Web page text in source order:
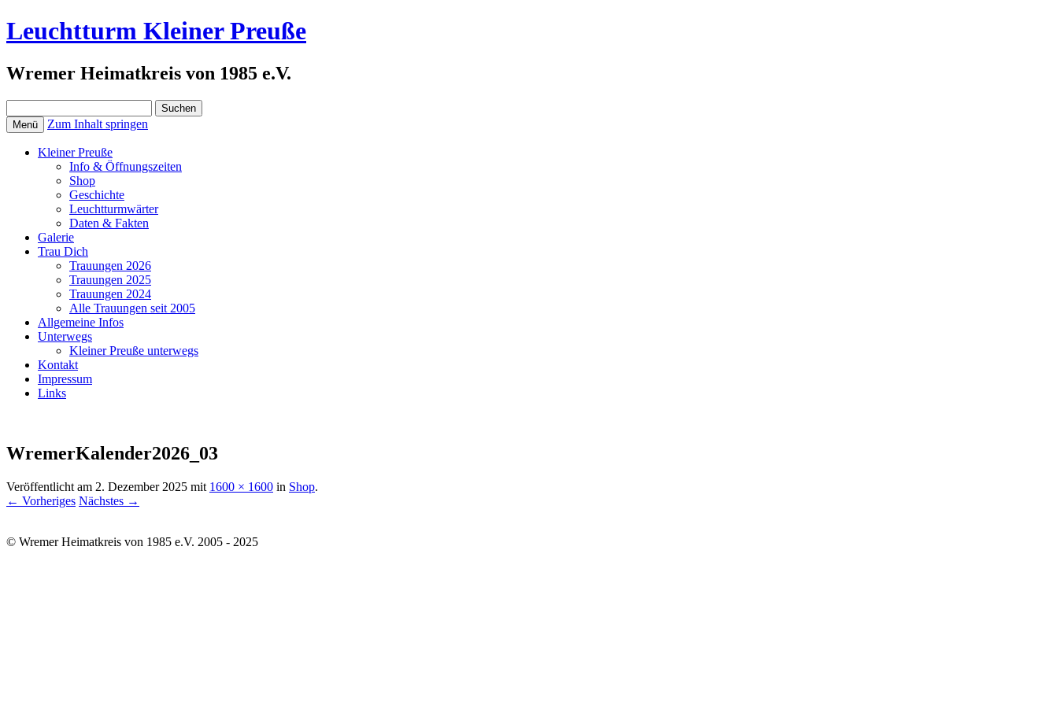
Leuchtturm Kleiner Preuße
Wremer Heimatkreis von 1985 e.V.
nach:
Menü Zum Inhalt springen
Kleiner Preuße
Info & Öffnungszeiten
Shop
Geschichte
Leuchtturmwärter
Daten & Fakten
Galerie
Trau Dich
Trauungen 2026
Trauungen 2025
Trauungen 2024
Alle Trauungen seit 2005
Allgemeine Infos
Unterwegs
Kleiner Preuße unterwegs
Kontakt
Impressum
Links
WremerKalender2026_03
Veröffentlicht am 2. Dezember 2025 mit 1600 × 1600 in Shop.
← Vorheriges Nächstes →
© Wremer Heimatkreis von 1985 e.V. 2005 - 2025